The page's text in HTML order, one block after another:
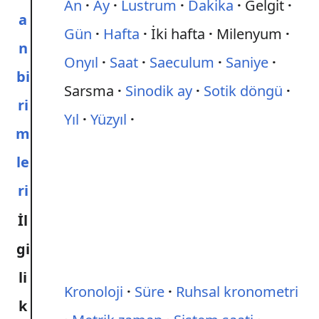
a
n
bi
ri
m
le
ri
An Ay Lustrum Dakika
Gelgit
Gün
Hafta İki hafta
Milenyum
Onyıl
Saat Saeculum
Saniye
Sarsma
Sinodik ay
Sotik döngü
Yıl
Yüzyıl
İl
gi
li
k
Kronoloji Süre
Ruhsal kronometri